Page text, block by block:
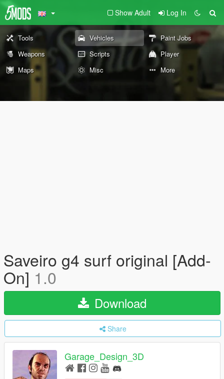
Show Adult Log In
Tools Vehicles
Paint Jobs
Weapons
Scripts
Player
Maps
Misc More
Saveiro g4 surf original [Add-
On] 1.0
Download
Share
Garage_Design_3D